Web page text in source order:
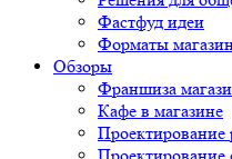
Фастфуд идеи
Форматы
Обзоры
Франшиза
Кафе в магазине
Проектирование